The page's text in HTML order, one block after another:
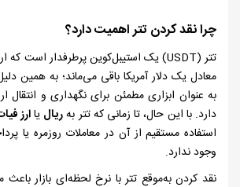
چرا نقد کردن تتر اهمیت دارد؟
تتر (USDT) یک استیبل‌کوین پرطرفدار است که
معادل یک دلار آمریکا باقی می‌ماند؛ به همین
به ‌عنوان ابزاری مطمئن برای نگهداری و
دارد. با این حال، تا زمانی که تتر بهریال یاارز
استفاده مستقیم از آن در معاملات روزمره یا
وجود ندارد.
نقد کردن به‌موقع تتر با نرخ لحظه‌ای بازار